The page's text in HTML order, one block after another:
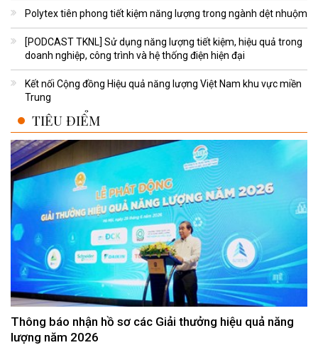
Polytex tiên phong tiết kiệm năng lượng trong ngành dệt nhuộm
[PODCAST TKNL] Sử dụng năng lượng tiết kiệm, hiệu quả trong
doanh nghiệp, công trình và hệ thống điện hiện đại
Kết nối Cộng đồng Hiệu quả năng lượng Việt Nam khu vực miền
Trung
TIÊU ĐIỂM
Thông báo nhận hồ sơ các Giải thưởng hiệu quả năng
lượng năm 2026